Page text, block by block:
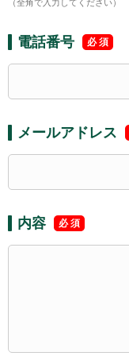
（全角で入力してください）
電話番号
メールアドレス
内容